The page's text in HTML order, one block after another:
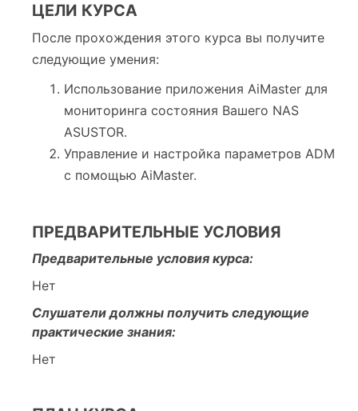
ЦЕЛИ КУРСА
После прохождения этого курса вы получите
следующие умения:
Использование приложения AiMaster для
мониторинга состояния Вашего NAS
ASUSTOR.
Управление и настройка параметров ADM
с помощью AiMaster.
ПРЕДВАРИТЕЛЬНЫЕ УСЛОВИЯ
Предварительные условия курса:
Нет
Слушатели должны получить следующие
практические знания:
Нет